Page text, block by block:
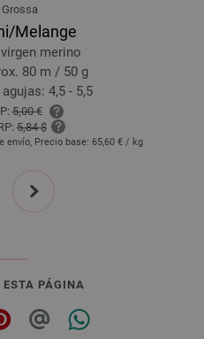
Grossa
Melange
merino
80 m / 50 g
4,5 - 5,5
5,00 €
5,84 $
envío, Precio base: 65,60 € / kg
next
PÁGINA